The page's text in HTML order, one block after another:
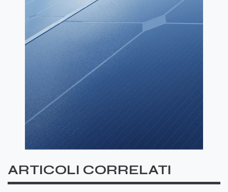
ARTICOLI CORRELATI